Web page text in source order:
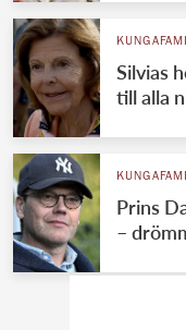
Silvias
till alla
Prins
–